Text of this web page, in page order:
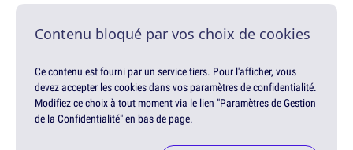
Contenu bloqué par vos choix de cookies
Ce contenu est fourni par un service tiers. Pour l'afficher, vous
devez accepter les cookies dans vos paramètres de confidentialité.
Modifiez ce choix à tout moment via le lien "Paramètres de Gestion
de la Confidentialité" en bas de page.